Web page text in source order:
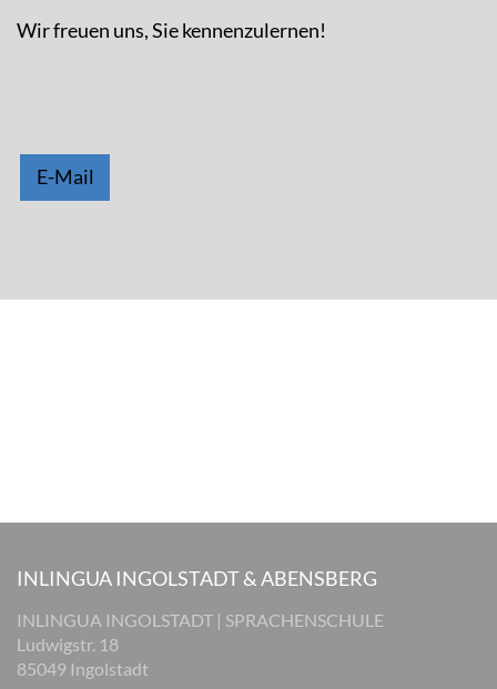
Wir freuen uns, Sie kennenzulernen!
E-Mail
INLINGUA INGOLSTADT & ABENSBERG
INLINGUA INGOLSTADT | SPRACHENSCHULE
Ludwigstr. 18
85049 Ingolstadt